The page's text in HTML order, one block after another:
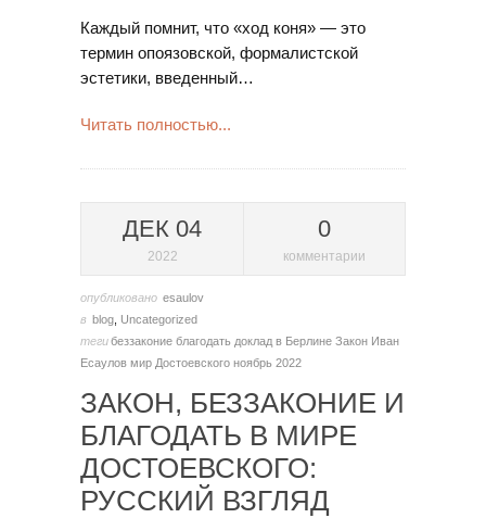
Каждый помнит, что «ход коня» — это
термин опоязовской, формалистской
эстетики, введенный…
Читать полностью...
ДЕК 04
2022
0
комментарии
опубликовано esaulov
в blog Uncategorized
тегибеззаконие благодать доклад в Берлине Закон Иван
Есаулов мир Достоевского ноябрь 2022
ЗАКОН, БЕЗЗАКОНИЕ И
БЛАГОДАТЬ В МИРЕ
ДОСТОЕВСКОГО:
РУССКИЙ ВЗГЛЯД